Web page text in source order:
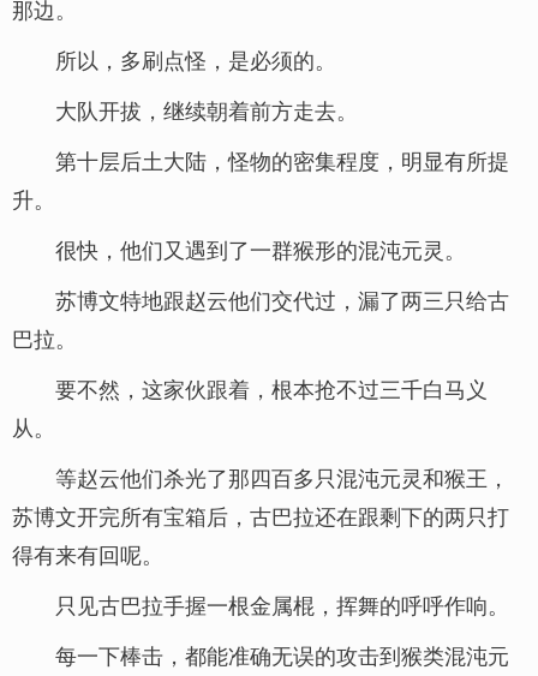
那边。
所以，多刷点怪，是必须的。
大队开拔，继续朝着前方走去。
第十层后土大陆，怪物的密集程度，明显有所提
升。
很快，他们又遇到了一群猴形的混沌元灵。
苏博文特地跟赵云他们交代过，漏了两三只给古
巴拉。
要不然，这家伙跟着，根本抢不过三千白马义
从。
等赵云他们杀光了那四百多只混沌元灵和猴王，
苏博文开完所有宝箱后，古巴拉还在跟剩下的两只打
得有来有回呢。
只见古巴拉手握一根金属棍，挥舞的呼呼作响。
每一下棒击，都能准确无误的攻击到猴类混沌元